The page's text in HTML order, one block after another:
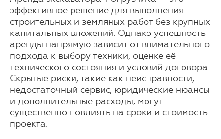
эффективное решение для выполнения
строительных и земляных работ без крупных
капитальных вложений. Однако успешность
аренды напрямую зависит от внимательного
подхода к выбору техники, оценке её
технического состояния и условий договора.
Скрытые риски, такие как неисправности,
недостаточный сервис, юридические нюансы
и дополнительные расходы, могут
существенно повлиять на сроки и стоимость
проекта.